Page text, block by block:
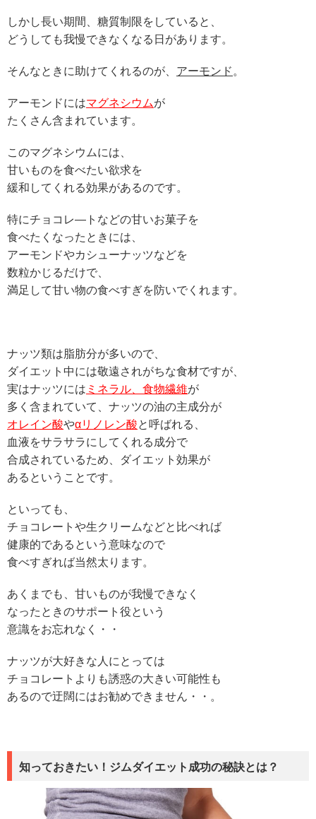
しかし長い期間、糖質制限をしていると、
どうしても我慢できなくなる日があります。
そんなときに助けてくれるのが、 アーモンド 。
アーモンドにはマグネシウムが
たくさん含まれています。
このマグネシウムには、
甘いものを食べたい欲求を
緩和してくれる効果があるのです。
特にチョコレ―トなどの甘いお菓子を
食べたくなったときには、
アーモンドやカシューナッツなどを
数粒かじるだけで、
満足して甘い物の食べすぎを防いでくれます。
ナッツ類は脂肪分が多いので、
ダイエット中には敬遠されがちな食材ですが、
実はナッツには ミネラル、食物繊維が
多く含まれていて、ナッツの油の主成分が
オレイン酸やαリノレン酸と呼ばれる、
血液をサラサラにしてくれる成分で
合成されているため、ダイエット効果が
あるということです。
といっても、
チョコレートや生クリームなどと比べれば
健康的であるという意味なので
食べすぎれば当然太ります。
あくまでも、甘いものが我慢できなく
なったときのサポート役という
意識をお忘れなく・・
ナッツが大好きな人にとっては
チョコレートよりも誘惑の大きい可能性も
あるので迂闊にはお勧めできません・・。
知っておきたい！ジムダイエット成功の秘訣とは？